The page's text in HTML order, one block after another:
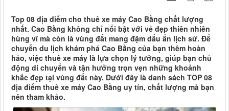
Top 08 địa điểm cho thuê xe máy Cao Bằng chất lượng
nhất. Cao Bằng không chỉ nổi bật với vẻ đẹp thiên nhiên
hùng vĩ mà còn là vùng đất mang đậm dấu ấn lịch sử. Để
chuyến du lịch khám phá Cao Bằng của bạn thêm hoàn
hảo, việc thuê xe máy là lựa chọn lý tưởng, giúp bạn chủ
động di chuyển và tận hưởng trọn vẹn những khoảnh
khắc đẹp tại vùng đất này. Dưới đây là danh sách TOP 08
địa điểm thuê xe máy Cao Bằng uy tín, chất lượng mà bạn
nên tham khảo.